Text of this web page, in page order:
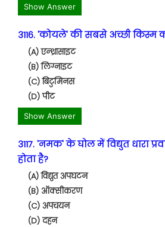
Show Answer
3116. 'कोयले' की सबसे अच्छी किस्म
(A) एन्थ्रासाइट
(B) लिग्नाइट
(C) बिटुमिनस
(D) पीट
Show Answer
3117. 'नमक' के घोल में विद्युत धारा
होता है?
(A) विद्युत अपघटन
(B) ऑक्सीकरण
(C) अपचयन
(D) दहन